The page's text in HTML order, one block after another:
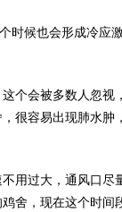
候也会形成冷应
会被多数人忽视
很容易出现肺水
过大，通风口尽
舍，现在这个时间